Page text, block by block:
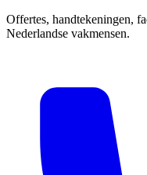
Offertes, handtekeningen,
Nederlandse vakmensen.